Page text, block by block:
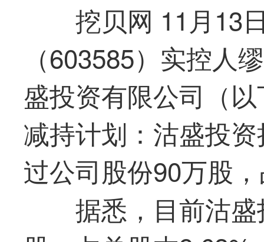
挖贝网 11月13
（603585）实控人
盛投资有限公司（
减持计划：沽盛投
过公司股份90万股
据悉，目前沽